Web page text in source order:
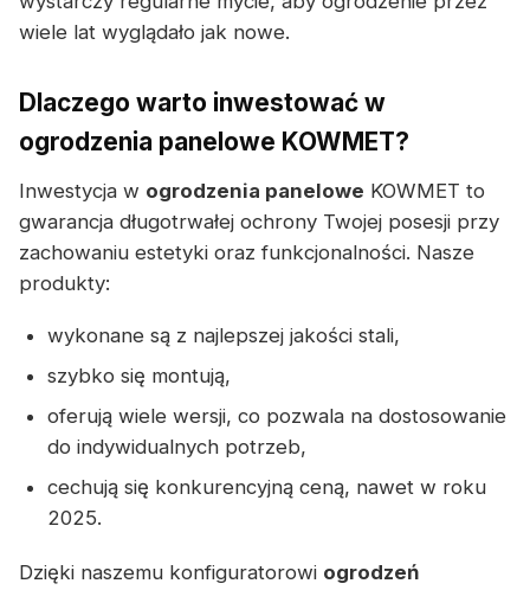
wiele lat wyglądało jak nowe.
Dlaczego warto inwestować w
ogrodzenia panelowe KOWMET?
Inwestycja w ogrodzenia panelowe KOWMET to
gwarancja długotrwałej ochrony Twojej posesji przy
zachowaniu estetyki oraz funkcjonalności. Nasze
produkty:
wykonane są z najlepszej jakości stali,
szybko się montują,
oferują wiele wersji, co pozwala na dostosowanie
do indywidualnych potrzeb,
cechują się konkurencyjną ceną, nawet w roku
2025.
Dzięki naszemu konfiguratorowi ogrodzeń